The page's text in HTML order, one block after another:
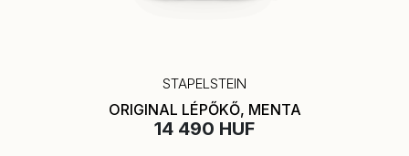
STAPELSTEIN
ORIGINAL LÉPŐKŐ, MENTA
14 490 HUF